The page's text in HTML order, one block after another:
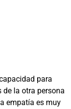
para
de la otra persona
empatía es muy